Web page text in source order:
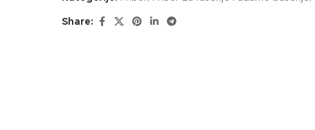
Share: